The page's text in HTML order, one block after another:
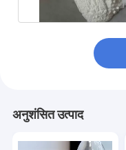
अनुशंसित उत्पाद